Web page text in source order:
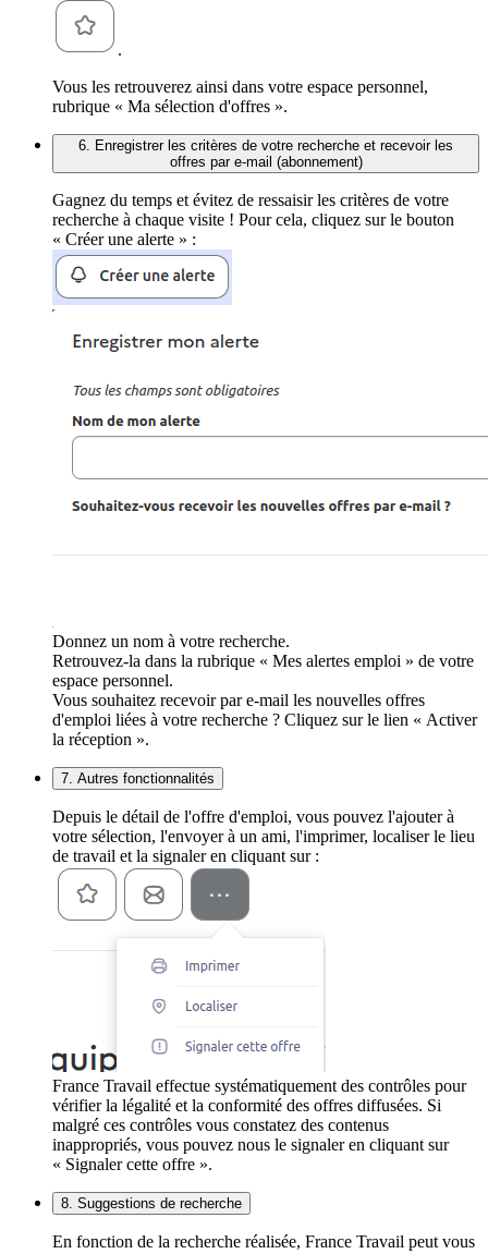
.
Vous les retrouverez ainsi dans votre espace personnel,
rubrique « Ma sélection d'offres ».
6. Enregistrer les critères de votre recherche et recevoir les
offres par e-mail (abonnement)
Gagnez du temps et évitez de ressaisir les critères de votre
recherche à chaque visite ! Pour cela, cliquez sur le bouton
« Créer une alerte » :
Donnez un nom à votre recherche.
Retrouvez-la dans la rubrique « Mes alertes emploi » de votre
espace personnel.
Vous souhaitez recevoir par e-mail les nouvelles offres
d'emploi liées à votre recherche ? Cliquez sur le lien « Activer
la réception ».
7. Autres fonctionnalités
Depuis le détail de l'offre d'emploi, vous pouvez l'ajouter à
votre sélection, l'envoyer à un ami, l'imprimer, localiser le lieu
de travail et la signaler en cliquant sur :
France Travail effectue systématiquement des contrôles pour
vérifier la légalité et la conformité des offres diffusées. Si
malgré ces contrôles vous constatez des contenus
inappropriés, vous pouvez nous le signaler en cliquant sur
« Signaler cette offre ».
8. Suggestions de recherche
En fonction de la recherche réalisée, France Travail peut vous